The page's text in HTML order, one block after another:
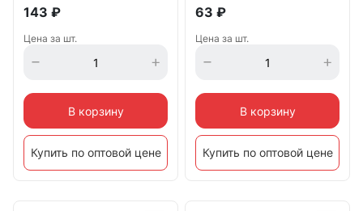
143 ₽
Цена за шт.
В корзину
Купить по оптовой цене
63 ₽
Цена за шт.
В корзину
Купить по оптовой цене